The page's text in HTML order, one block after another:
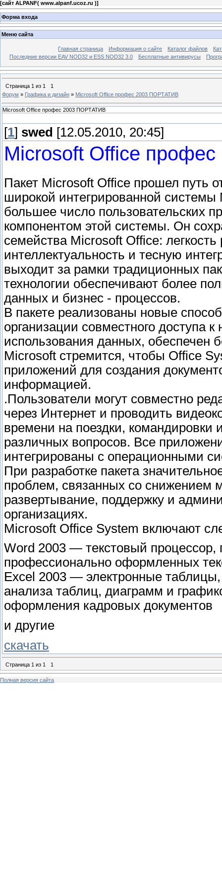
[сайт ALPANF( www.alpanf.ucoz.ru )]
Форма входа
Меню сайта
Главная страница Информация о сайте Каталог файлов
Последние версии EAV NOD32 и ESS NOD32 3.0
Бесплатные антивирусы
Страница 1 из 1
1
Форум » Графика и дизайн » Microsoft Office профес 2003 ПОРТАТИВ
Microsoft Office профес 2003 ПОРТАТИВ
[1] swed [12.05.2010, 20:45]
Microsoft Office
Пакет Microsoft Office прошел путь
широкой интегрированной системы
большее число пользовательских
компонентом этой системы. Он
семейства Microsoft Office:
интеллектуальность и тесную
выходит за рамки традиционных
технологии обеспечивают более
данных и бизнес - процессов.
В пакете реализованы новые
организации совместного доступа
использования данных, обеспечен
Microsoft стремится, чтобы Office
приложений для создания
информацией.
.Пользователи могут совместно
через Интернет и проводить
времени на поездки, командировки
различных вопросов. Все
интегрированы с операционными
При разработке пакета
проблем, связанных со снижением
развертывание, поддержку и
организациях.
Microsoft Office System включают
Word 2003 — текстовый процессор,
профессионально оформленных
Excel 2003 — электронные
анализа таблиц, диаграмм и
оформления кадровых документов
и другие
скачать
Страница 1 из 1 1
Полная версия сайта